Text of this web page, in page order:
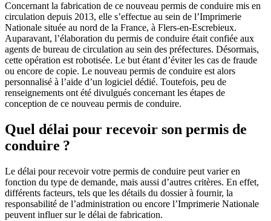
Concernant la fabrication de ce nouveau permis de conduire mis en
circulation depuis 2013, elle s’effectue au sein de l’Imprimerie
Nationale située au nord de la France, à Flers-en-Escrebieux.
Auparavant, l’élaboration du permis de conduire était confiée aux
agents de bureau de circulation au sein des préfectures. Désormais,
cette opération est robotisée. Le but étant d’éviter les cas de fraude
ou encore de copie. Le nouveau permis de conduire est alors
personnalisé à l’aide d’un logiciel dédié. Toutefois, peu de
renseignements ont été divulgués concernant les étapes de
conception de ce nouveau permis de conduire.
Quel délai pour recevoir son permis de
conduire ?
Le délai pour recevoir votre permis de conduire peut varier en
fonction du type de demande, mais aussi d’autres critères. En effet,
différents facteurs, tels que les détails du dossier à fournir, la
responsabilité de l’administration ou encore l’Imprimerie Nationale
peuvent influer sur le délai de fabrication.